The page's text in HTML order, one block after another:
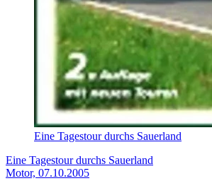
Eine Tagestour durchs Sauerland
Eine Tagestour durchs Sauerland
Motor, 07.10.2005